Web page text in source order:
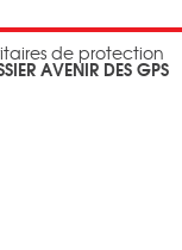
de protection
AVENIR DES GPS